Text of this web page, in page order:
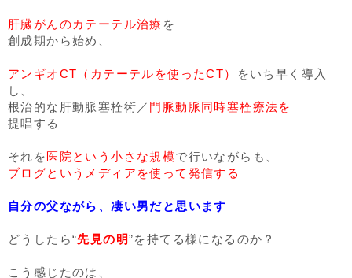
肝臓がんのカテーテル治療 を
創成期から始め、
アンギオCT（カテーテルを使ったCT）
をいち早く導入
し、
根治的な肝動脈塞栓術／ 門脈動脈同時塞栓療法を
提唱する
それを医院という小さな規模で行いながらも、
ブログというメディアを使って発信する
自分の父ながら、凄い男だと思います
どうしたら“先見の明”を持てる様になるのか？
こう感じたのは、